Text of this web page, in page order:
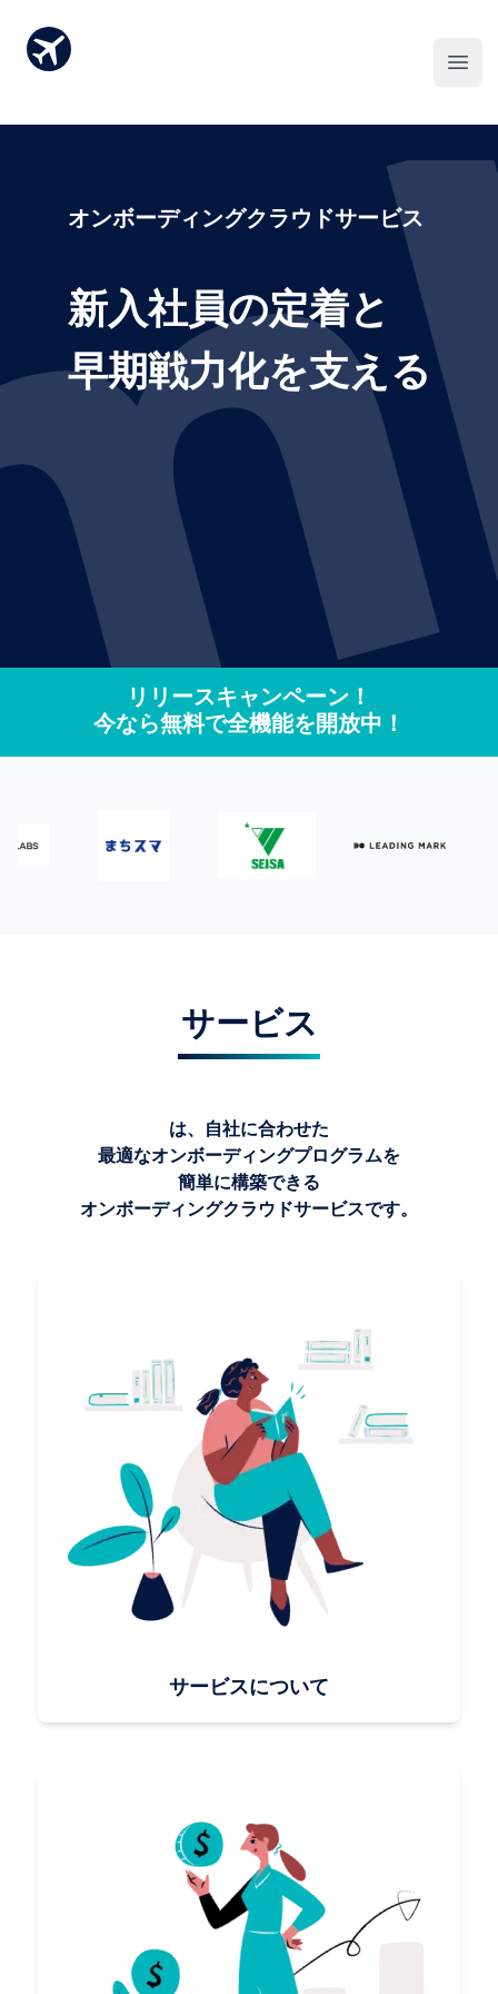
オンボーディングクラウドサービス Ombo
新入社員の定着と
早期戦力化を支える
リリースキャンペーン！
​今なら​無料で​全機能を​開放中！
サービス
Omboは、自社に合わせた
最適なオンボーディングプログラムを
簡単に構築できる
オンボーディングクラウドサービスです。
サービスについて